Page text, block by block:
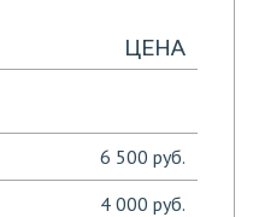
ЦЕНА
6 500 руб.
4 000 руб.